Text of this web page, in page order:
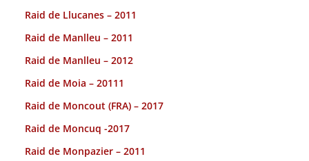
Raid de Llucanes – 2011
Raid de Manlleu – 2011
Raid de Manlleu – 2012
Raid de Moia – 20111
Raid de Moncout (FRA) – 2017
Raid de Moncuq -2017
Raid de Monpazier – 2011